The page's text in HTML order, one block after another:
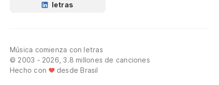
letras
Música comienza con letras
© 2003 - 2026, 3.8 millones de canciones
Hecho con
desde Brasil